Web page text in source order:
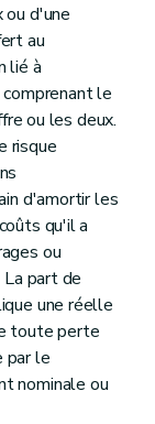
d'une
au
lié à
le
ou les deux.
risque
d'amortir les
qu'il a
ou
part de
une réelle
toute perte
par le
nominale ou